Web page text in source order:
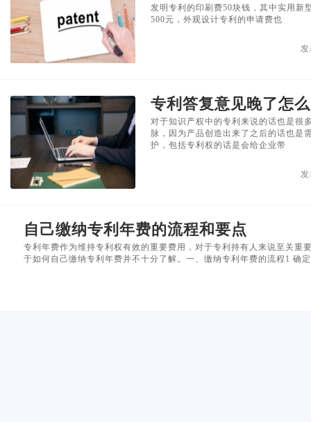
发明专利的印刷费50块钱，其中实用新
500元，外观设计专利的申请费也
专利答复意见晚了怎
对于知识产权中的专利来说的话也是很
脉，因为产品创造出来了之后的话也是
护，包括专利权的话是会给企业带
自己缴纳专利年费的流程和要点
专利年费作为维持专利权有效的重要费用，对于专利持有人来说至关重
于如何自己缴纳专利年费并不十分了解。一、缴纳专利年费的流程1 确